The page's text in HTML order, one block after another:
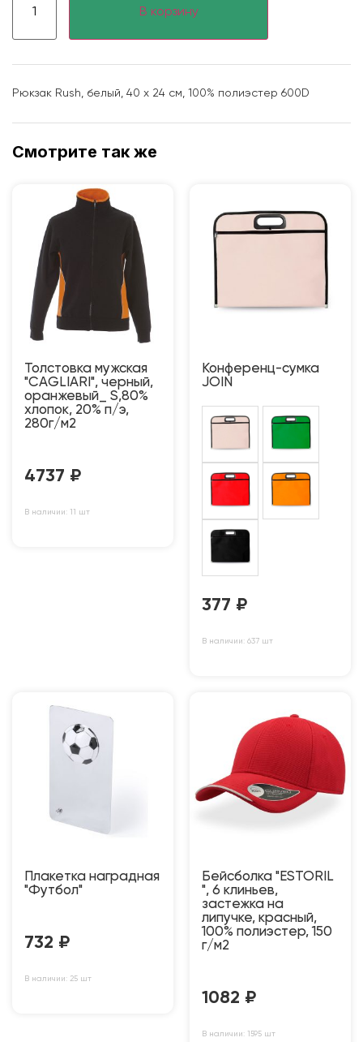
В корзину
Рюкзак Rush, белый, 40 x 24 см, 100% полиэстер 600D
Смотрите так же
Толстовка мужская
"CAGLIARI", черный,
оранжевый_ S,80%
хлопок, 20% п/э,
280г/м2
4737 ₽
В наличии: 11 шт
Конференц-сумка
JOIN
377 ₽
В наличии: 637 шт
Плакетка наградная
"Футбол"
732 ₽
В наличии: 25 шт
Бейсболка "ESTORIL
", 6 клиньев,
застежка на
липучке, красный,
100% полиэстер, 150
г/м2
1082 ₽
В наличии: 1595 шт